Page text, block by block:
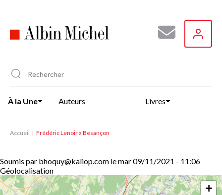
principal
À la Une Auteurs Livres
Accueil Frédéric Lenoir à Besançon
Soumis par bhoquy@kaliop.com lemar 09/11/2021 - 11:06
Géolocalisation
+